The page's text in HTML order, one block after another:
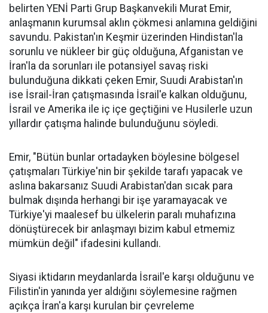
belirten YENİ Parti Grup Başkanvekili Murat Emir,
anlaşmanın kurumsal aklın çökmesi anlamına geldiğini
savundu. Pakistan'ın Keşmir üzerinden Hindistan'la
sorunlu ve nükleer bir güç olduğuna, Afganistan ve
İran'la da sorunları ile potansiyel savaş riski
bulunduğuna dikkati çeken Emir, Suudi Arabistan'ın
ise İsrail-İran çatışmasında İsrail'e kalkan olduğunu,
İsrail ve Amerika ile iç içe geçtiğini ve Husilerle uzun
yıllardır çatışma halinde bulunduğunu söyledi.
Emir, "Bütün bunlar ortadayken böylesine bölgesel
çatışmaları Türkiye'nin bir şekilde tarafı yapacak ve
aslına bakarsanız Suudi Arabistan'dan sıcak para
bulmak dışında herhangi bir işe yaramayacak ve
Türkiye'yi maalesef bu ülkelerin paralı muhafızına
dönüştürecek bir anlaşmayı bizim kabul etmemiz
mümkün değil" ifadesini kullandı.
Siyasi iktidarın meydanlarda İsrail'e karşı olduğunu ve
Filistin'in yanında yer aldığını söylemesine rağmen
açıkça İran'a karşı kurulan bir çevreleme